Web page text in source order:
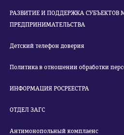
РАЗВИТИЕ И ПОДДЕРЖКА СУБЪЕКТОВ
ПРЕДПРИНИМАТЕЛЬСТВА
Детский телефон доверия
Политика в отношении обработки
ИНФОРМАЦИЯ РОСРЕЕСТРА
ОТДЕЛ ЗАГС
Антимонопольный комплаенс